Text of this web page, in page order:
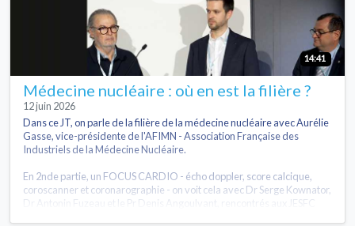
14:41
Médecine nucléaire : où en est la filière ?
12 juin 2026
Dans ce JT, on parle de la filière de la médecine nucléaire avec Aurélie
Gasse, vice-présidente de l'AFIMN - Association Française des
Industriels de la Médecine Nucléaire.
En 2nde partie, un FOCUS CARDIO - écho doppler, score calcique,
coroscanner et coronarographie - on voit cela avec Dr Serge Kownator,
Dr Antonin Fuzeau et le Pr Denis Angoulvant, rencontrés aux JESFC